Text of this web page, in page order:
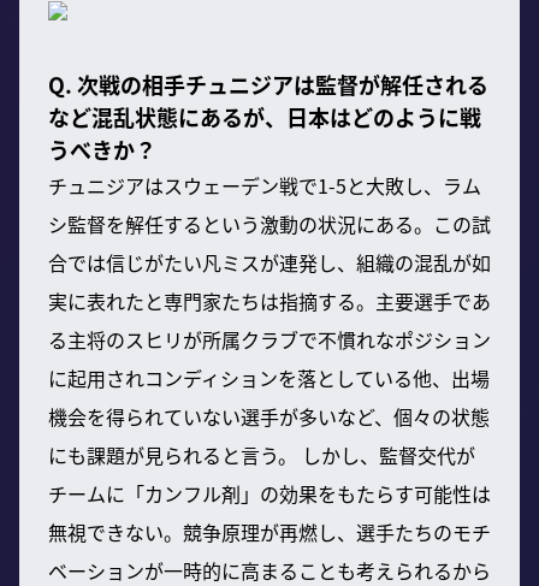
Q. 次戦の相手チュニジアは監督が解任される
など混乱状態にあるが、日本はどのように戦
うべきか？
チュニジアはスウェーデン戦で1-5と大敗し、ラム
シ監督を解任するという激動の状況にある。この試
合では信じがたい凡ミスが連発し、組織の混乱が如
実に表れたと専門家たちは指摘する。主要選手であ
る主将のスヒリが所属クラブで不慣れなポジション
に起用されコンディションを落としている他、出場
機会を得られていない選手が多いなど、個々の状態
にも課題が見られると言う。 しかし、監督交代が
チームに「カンフル剤」の効果をもたらす可能性は
無視できない。競争原理が再燃し、選手たちのモチ
ベーションが一時的に高まることも考えられるから